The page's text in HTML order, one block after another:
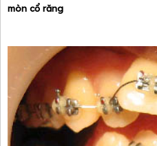
mòn cổ răng